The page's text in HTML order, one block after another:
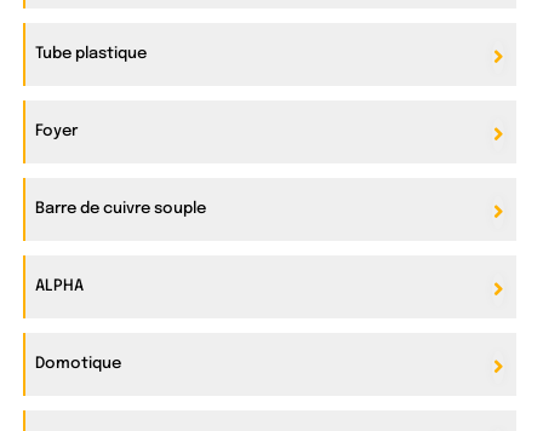
Tube plastique
Foyer
Barre de cuivre souple
ALPHA
Domotique